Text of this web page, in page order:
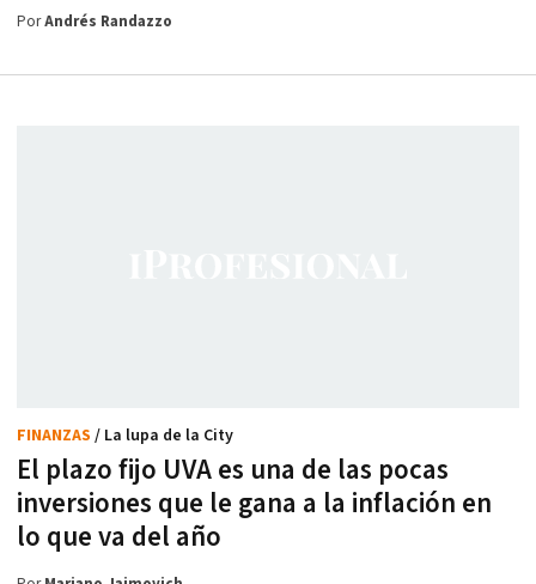
PorAndrés Randazzo
El plazo fijo UVA es una de las pocas
inversiones que le gana a la inflación en
lo que va del año
FINANZAS / La lupa de la City